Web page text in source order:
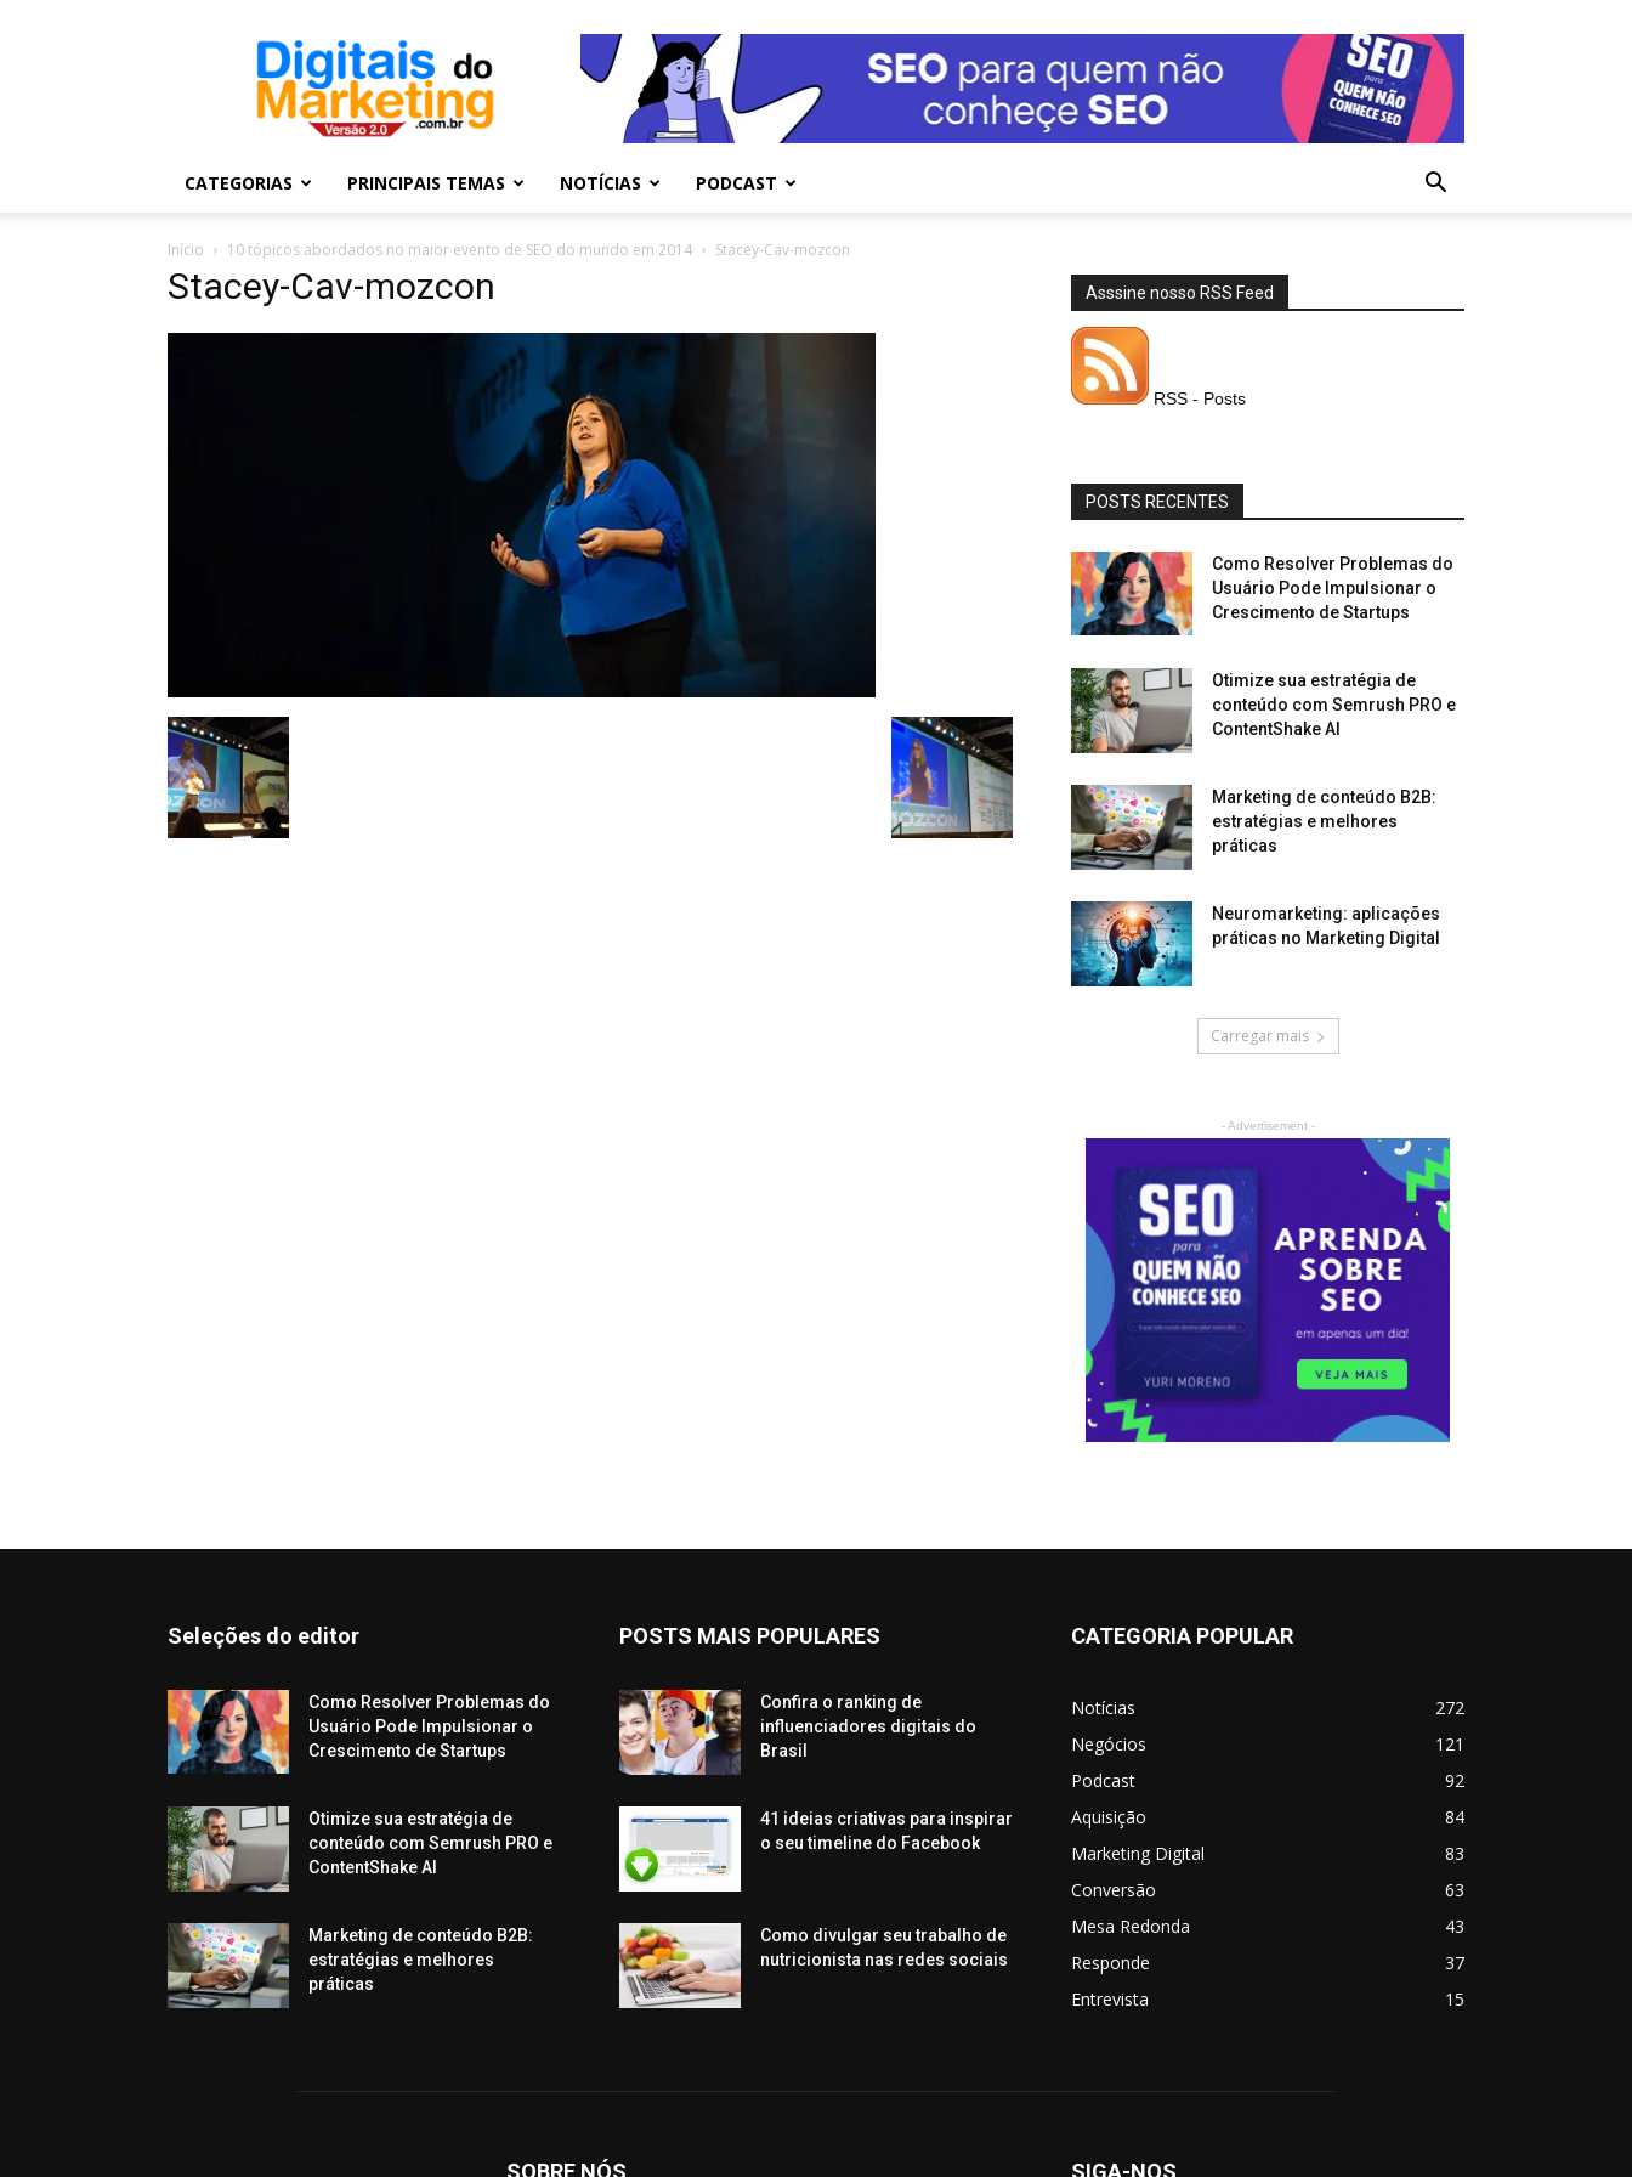
Digitais
Marketing
CATEGORIAS PRINCIPAIS TEMAS NOTÍCIAS PODCAST
Início 10 tópicos abordados no maior evento de SEO do mundo em 2014 Stacey-Cav-mozcon
Stacey-Cav-mozcon Asssine nosso RSS Feed
RSS - Posts
POSTS RECENTES
Como Resolver Problemas do
Usuário Pode Impulsionar o
Crescimento de Startups
Otimize sua estratégia de
conteúdo com Semrush PRO e
ContentShake AI
Marketing de conteúdo B2B:
estratégias e melhores
práticas
Neuromarketing: aplicações
práticas no Marketing Digital
Carregar mais
- Advertisement -
Seleções do editor
Como Resolver Problemas do
Usuário Pode Impulsionar o
Crescimento de Startups
Otimize sua estratégia de
conteúdo com Semrush PRO e
ContentShake AI
Marketing de conteúdo B2B:
estratégias e melhores
práticas
POSTS MAIS POPULARES
Confira o ranking de
influenciadores digitais do
Brasil
41 ideias criativas para inspirar
o seu timeline do Facebook
Como divulgar seu trabalho de
nutricionista nas redes sociais
CATEGORIA POPULAR
Notícias
272
Negócios
121
Podcast
92
Aquisição
84
Marketing Digital
83
Conversão
63
Mesa Redonda
43
Responde
37
Entrevista
15
SOBRE NÓS SIGA-NOS